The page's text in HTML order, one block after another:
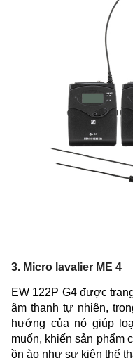
3. Micro lavalier ME 4
EW 122P G4 được
âm thanh tự nhiên,
hướng của nó giúp
muốn, khiến sản phẩm
ồn ào như sự kiện thể